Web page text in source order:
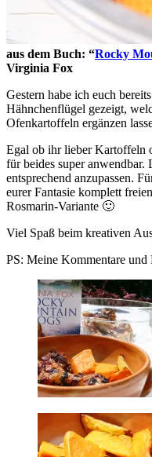
aus dem Buch: “Rocky
Virginia Fox
Gestern habe ich euch
Hähnchenflügel gezeigt,
Ofenkartoffeln ergänzen
Egal ob ihr lieber Kartoffeln
für beides super
entsprechend anzupassen.
eurer Fantasie komplett
Rosmarin-Variante 🙂
Viel Spaß beim kreativen
PS: Meine Kommentare und